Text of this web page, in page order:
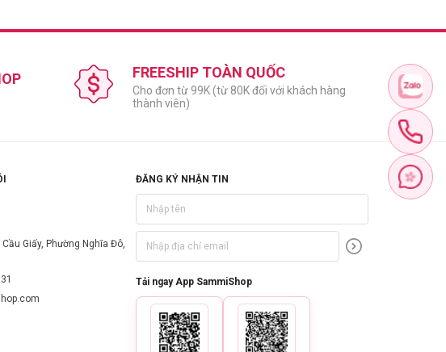
FREESHIP TOÀN QUỐC
Cho đơn từ 99K (từ 80K đối với khách hàng
thành viên)
Giấy, Phường Nghĩa Đô,
ĐĂNG KÝ NHẬN TIN
Tải ngay App SammiShop